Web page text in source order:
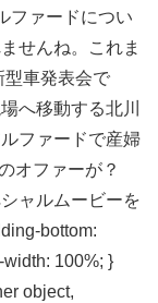
ファードについ
せんね。これま
型車発表会で
へ移動する北川
ファードで産婦
オファーが？
ャルムービーを
bottom:
100%; }
object,